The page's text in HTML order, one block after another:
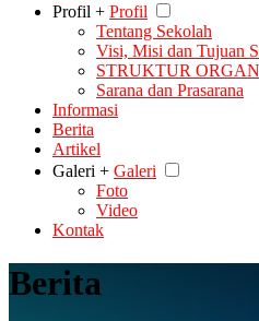
Profil + Profil
Tentang Sekolah
Visi, Misi dan Tujuan
STRUKTUR
Sarana dan Prasarana
Informasi
Berita
Artikel
Galeri + Galeri
Foto
Video
Kontak
Berita